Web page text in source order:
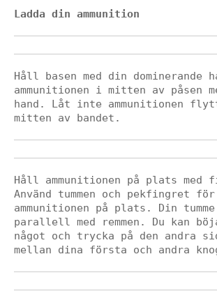
Ladda din ammunition
Håll basen med din dominerande
ammunitionen i mitten av påsen
hand. Låt inte ammunitionen
mitten av bandet.
Håll ammunitionen på plats med
Använd tummen och pekfingret
ammunitionen på plats. Din
parallell med remmen. Du kan
något och trycka på den andra
mellan dina första och andra